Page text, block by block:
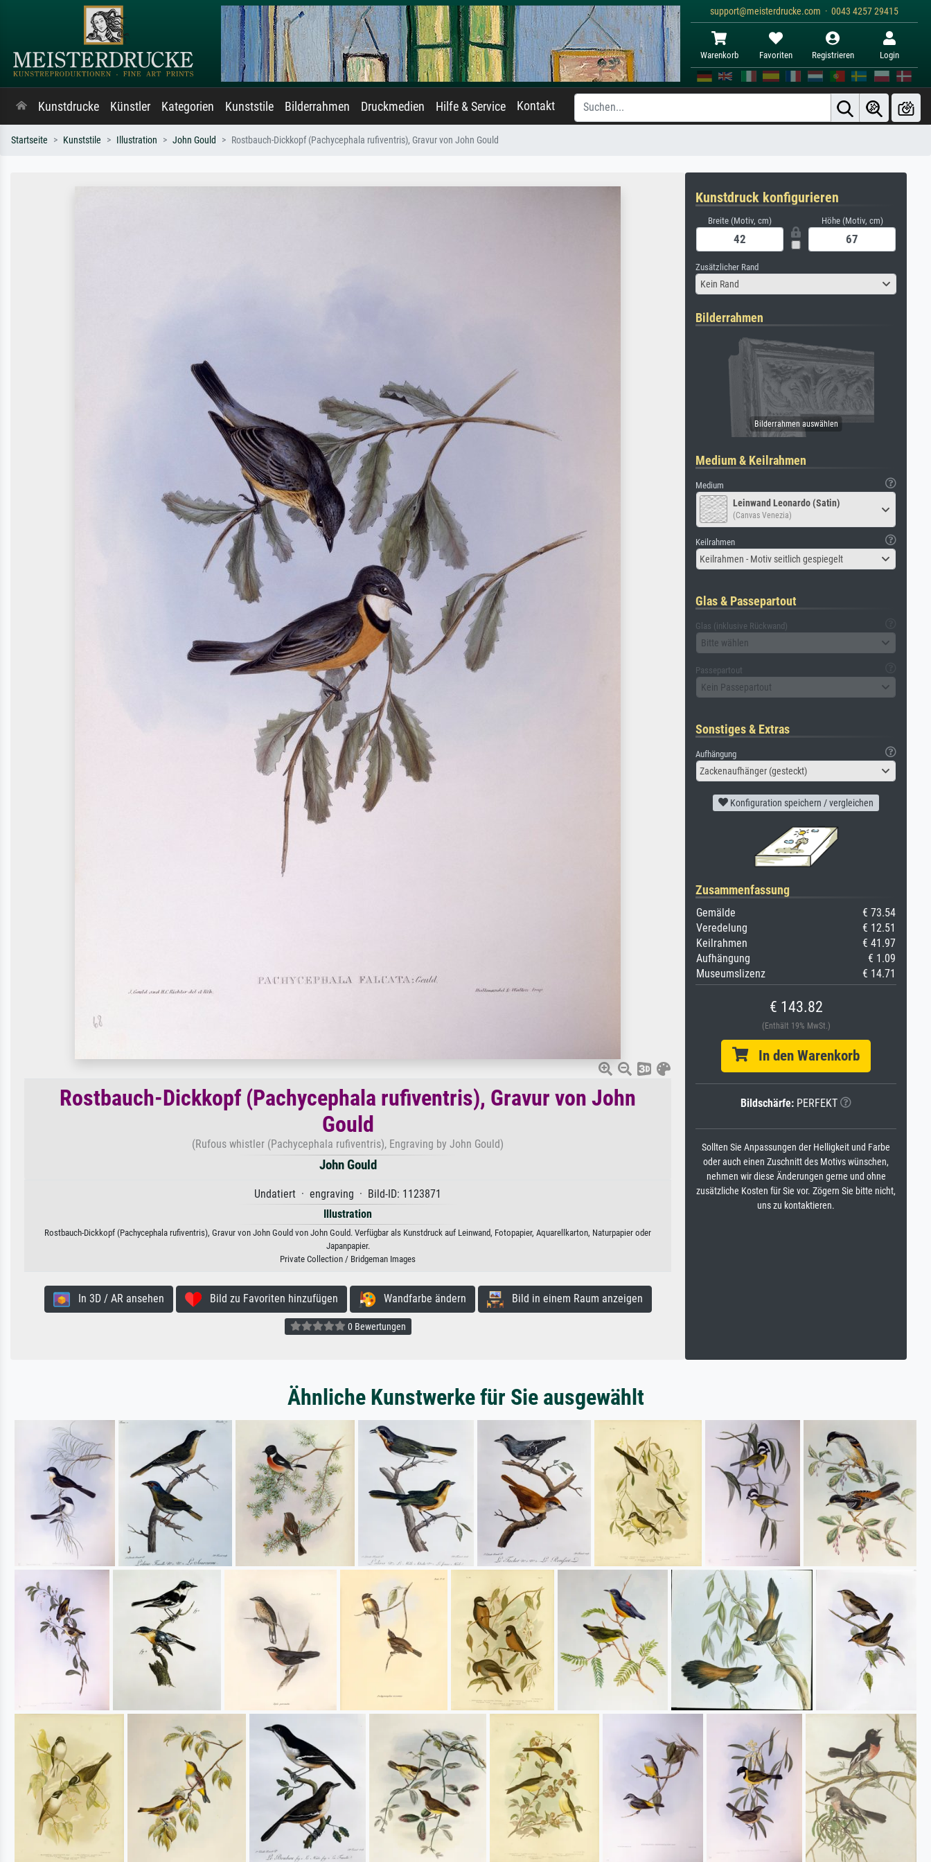
support@meisterdrucke.com · 0043 4257 29415
Warenkorb Favoriten Registrieren Login
Kunstdrucke Künstler Kategorien Kunststile Bilderrahmen Druckmedien Hilfe & Service Kontakt
Startseite Kunststile Illustration John Gould Rostbauch-Dickkopf (Pachycephala rufiventris), Gravur von John Gould
Rostbauch-Dickkopf (Pachycephala rufiventris), Gravur von John
Gould
(Rufous whistler (Pachycephala rufiventris), Engraving by John Gould)
John Gould
Undatiert · engraving · Bild-ID: 1123871
Illustration
Rostbauch-Dickkopf (Pachycephala rufiventris), Gravur von John Gould von John Gould. Verfügbar als Kunstdruck auf Leinwand, Fotopapier, Aquarellkarton, Naturpapier oder
Japanpapier.
Private Collection / Bridgeman Images
In 3D / AR ansehen Bild zu Favoriten hinzufügen Wandfarbe ändern Bild in einem Raum anzeigen
0 Bewertungen
Kunstdruck konfigurieren
Breite (Motiv, cm) Höhe (Motiv, cm)
Zusätzlicher Rand
Kein Rand
Bilderrahmen
Medium & Keilrahmen
Medium
Leinwand Leonardo (Satin)
(Canvas Venezia)
Keilrahmen
Keilrahmen - Motiv seitlich gespiegelt
Glas & Passepartout
Glas (inklusive Rückwand)
Bitte wählen
Passepartout
Kein Passepartout
Sonstiges & Extras
Aufhängung
Zackenaufhänger (gesteckt)
Konfiguration speichern / vergleichen
Zusammenfassung
Gemälde
€ 73.54
Veredelung
€ 12.51
Keilrahmen
€ 41.97
Aufhängung
€ 1.09
Museumslizenz
€ 14.71
€ 143.82
(Enthält 19% MwSt.)
In den Warenkorb
Bildschärfe: PERFEKT
Sollten Sie Anpassungen der Helligkeit und Farbe
oder auch einen Zuschnitt des Motivs wünschen,
nehmen wir diese Änderungen gerne und ohne
zusätzliche Kosten für Sie vor. Zögern Sie bitte nicht,
uns zu kontaktieren.
Ähnliche Kunstwerke für Sie ausgewählt